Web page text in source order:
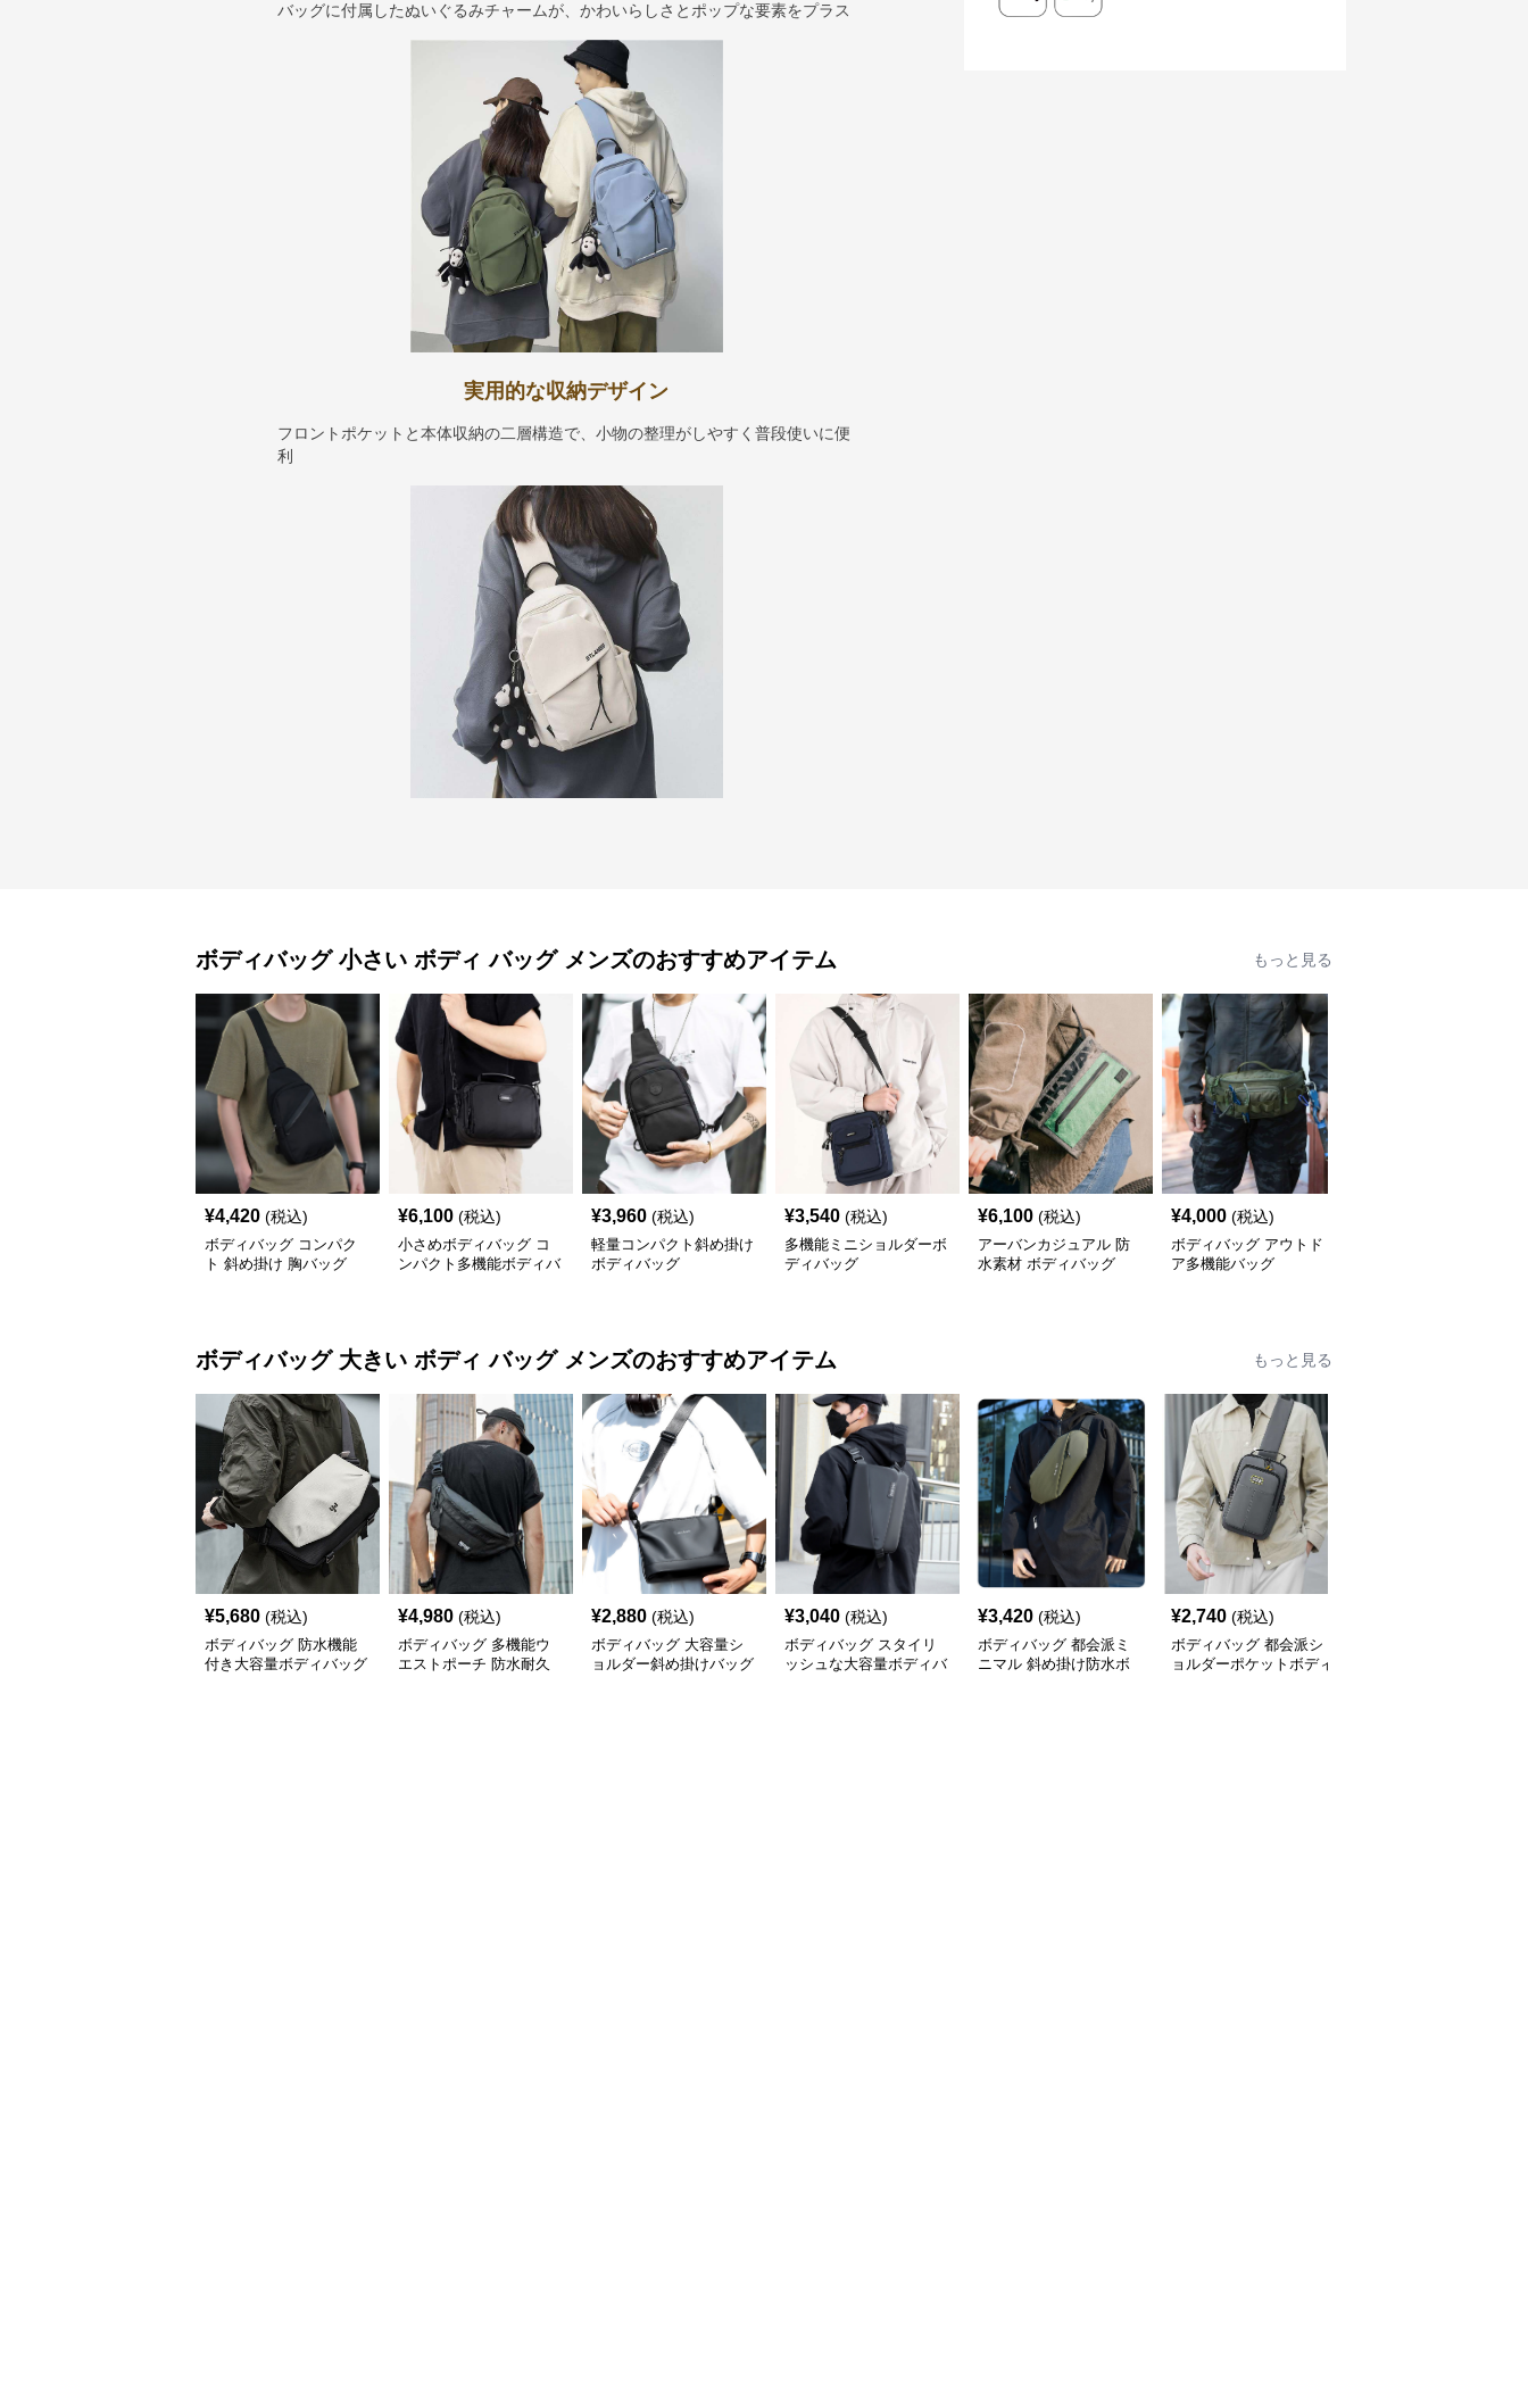
バッグに付属したぬいぐるみチャームが、かわいらしさとポップな要素をプラス
実用的な収納デザイン
フロントポケットと本体収納の二層構造で、小物の整理がしやすく普段使いに便
利
ボディバッグ 小さい ボディ バッグ メンズのおすすめアイテム もっと見る
¥4,420 (税込)
ボディバッグ コンパク
ト 斜め掛け 胸バッグ
¥6,100 (税込)
小さめボディバッグ コ
ンパクト多機能ボディバ
¥3,960 (税込)
軽量コンパクト斜め掛け
ボディバッグ
¥3,540 (税込)
多機能ミニショルダーボ
ディバッグ
¥6,100 (税込)
アーバンカジュアル 防
水素材 ボディバッグ
¥4,000 (税込)
ボディバッグ アウトド
ア多機能バッグ
ボディバッグ 大きい ボディ バッグ メンズのおすすめアイテム もっと見る
¥5,680 (税込)
ボディバッグ 防水機能
付き大容量ボディバッグ
¥4,980 (税込)
ボディバッグ 多機能ウ
エストポーチ 防水耐久
¥2,880 (税込)
ボディバッグ 大容量シ
ョルダー斜め掛けバッグ
¥3,040 (税込)
ボディバッグ スタイリ
ッシュな大容量ボディバ
¥3,420 (税込)
ボディバッグ 都会派ミ
ニマル 斜め掛け防水ボ
¥2,740 (税込)
ボディバッグ 都会派シ
ョルダーポケットボディ